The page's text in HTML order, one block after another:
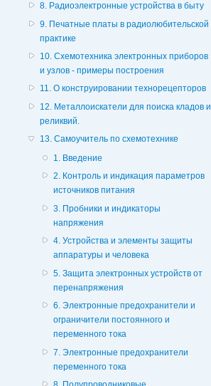
8. Радиоэлектронные устройства в быту
9. Печатные платы в радиолюбительской
практике
10. Схемотехника электронных приборов
и узлов - примеры построения
11. О конструировании технорецепторов
12. Металлоискатели для поиска кладов и
реликвий.
13. Самоучитель по схемотехнике
1. Введение
2. Контроль и индикация параметров
источников питания
3. Пробники и индикаторы
напряжения
4. Устройства и элементы защиты
аппаратуры и человека
5. Защита электронных устройств от
перенапряжения
6. Электронные предохранители и
ограничители постоянного и
переменного тока
7. Электронные предохранители
переменного тока